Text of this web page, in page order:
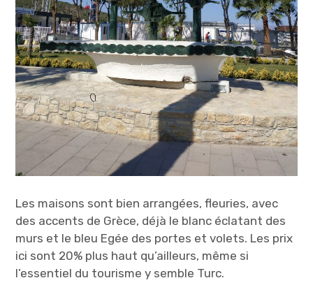
Les maisons sont bien arrangées, fleuries, avec
des accents de Grèce, déjà le blanc éclatant des
murs et le bleu Egée des portes et volets. Les prix
ici sont 20% plus haut qu’ailleurs, même si
l’essentiel du tourisme y semble Turc.